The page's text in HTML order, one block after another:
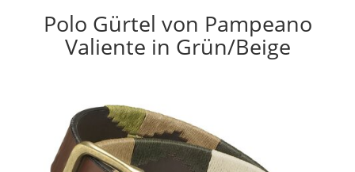
Polo Gürtel von Pampeano
Valiente in Grün/Beige